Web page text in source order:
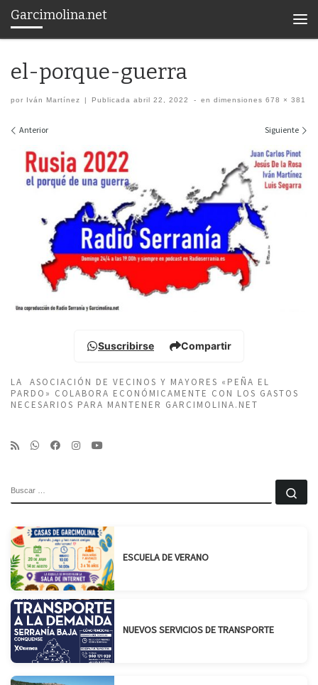
Saltar al contenido
Garcimolina.net
el-porque-guerra
por Iván Martínez | Publicadaabril 22, 2022 - en dimensiones 678 × 381
Navegación de imágenes
Anterior Siguiente
Suscribirse Compartir
LA ASOCIACIÓN DE VECINOS Y MAYORES «PEÑA EL
PARDO» COLABORA ECONÓMICAMENTE CON LOS GASTOS
NECESARIOS PARA MANTENER GARCIMOLINA.NET
ESCUELA DE VERANO
NUEVOS SERVICIOS DE TRANSPORTE